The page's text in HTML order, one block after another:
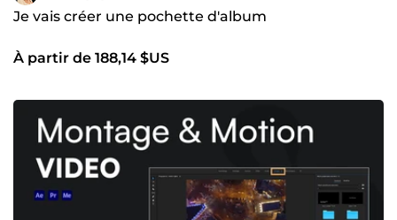
Je vais créer une pochette d'album
À partir de 188,14 $US